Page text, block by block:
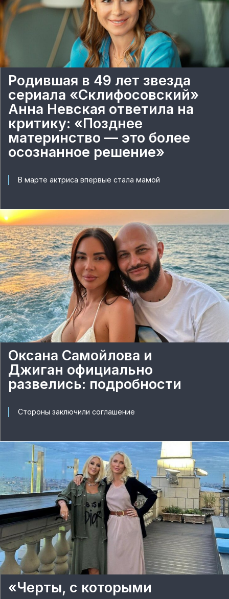
Родившая в 49 лет звезда
сериала «Склифосовский»
Анна Невская ответила на
критику: «Позднее
материнство — это более
осознанное решение»
В марте актриса впервые стала мамой
Оксана Самойлова и
Джиган официально
развелись: подробности
Стороны заключили соглашение
«Черты, с которыми